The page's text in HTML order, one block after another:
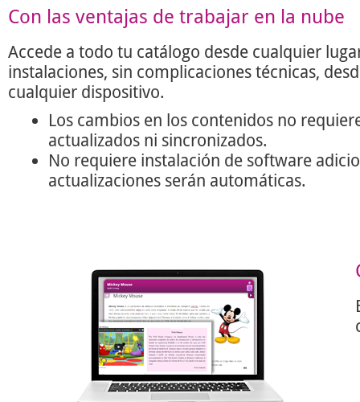
Con las ventajas de trabajar en la nube
Accede a todo tu catálogo desde cualquier
instalaciones, sin complicaciones técnicas,
cualquier dispositivo.
Los cambios en los contenidos no
actualizados ni sincronizados.
No requiere instalación de software
actualizaciones serán automáticas.